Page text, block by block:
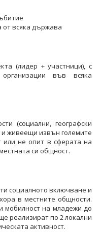
от всяка държава
(лидер + участници), с
във всяка
(социални, географски
и живеещи извън големите
не опит в сферата на
си общност.
социалното включване и
в местните общности.
мобилност на младежи до
реализират по 2 локални
активност.